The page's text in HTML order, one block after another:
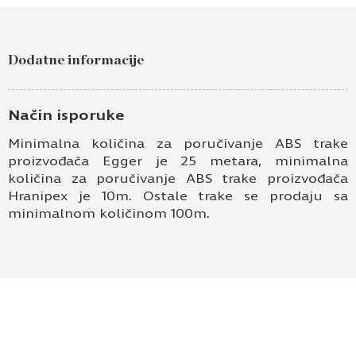
Dodatne informacije
Način isporuke
Minimalna količina za poručivanje ABS trake
proizvođača Egger je 25 metara, minimalna
količina za poručivanje ABS trake proizvođača
Hranipex je 10m. Ostale trake se prodaju sa
minimalnom količinom 100m.